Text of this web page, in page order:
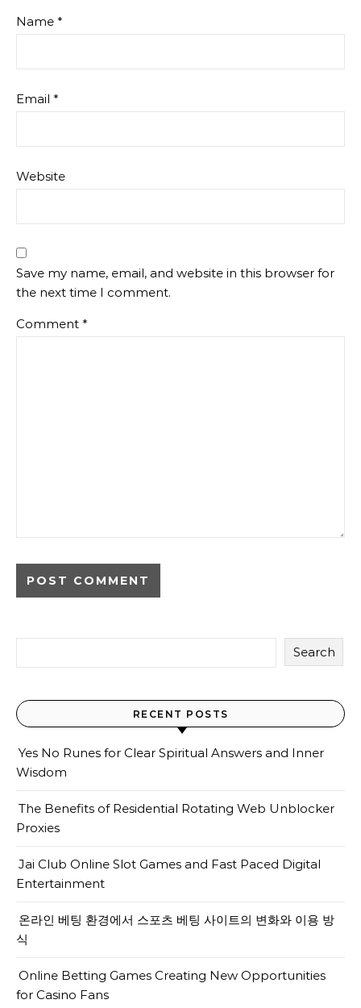
Name *
Email *
Website
Save my name, email, and website in this browser for
the next time I comment.
Comment *
Search
RECENT POSTS
Yes No Runes for Clear Spiritual Answers and Inner
Wisdom
The Benefits of Residential Rotating Web Unblocker
Proxies
Jai Club Online Slot Games and Fast Paced Digital
Entertainment
온라인 베팅 환경에서 스포츠 베팅 사이트의 변화와 이용 방
식
Online Betting Games Creating New Opportunities
for Casino Fans